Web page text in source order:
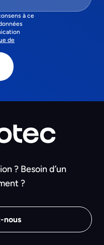
à ce
de
? Besoin d’un
?
nous